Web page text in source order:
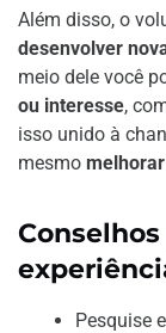
Além disso, o
desenvolver
meio dele você
ou interesse,
isso unido à
mesmo
Pesquise